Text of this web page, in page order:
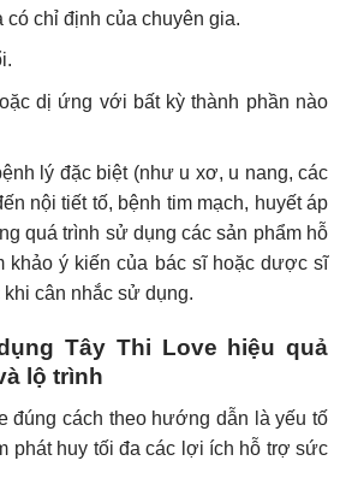
có chỉ định của chuyên gia.
dị ứng với bất kỳ thành phần nào
lý đặc biệt (như u xơ, u nang, các
nội tiết tố, bệnh tim mạch, huyết áp
quá trình sử dụng các sản phẩm hỗ
khảo ý kiến của bác sĩ hoặc dược sĩ
cân nhắc sử dụng.
Tây Thi Love hiệu quả
lộ trình
đúng cách theo hướng dẫn là yếu tố
phát huy tối đa các lợi ích hỗ trợ sức